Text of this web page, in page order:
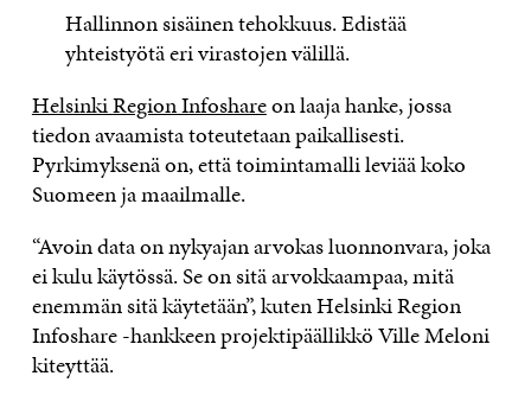
Hallinnon sisäinen tehokkuus. Edistää
yhteistyötä eri virastojen välillä.
Helsinki Region Infoshareon laaja hanke, jossa
tiedon avaamista toteutetaan paikallisesti.
Pyrkimyksenä on, että toimintamalli leviää koko
Suomeen ja maailmalle.
“Avoin data on nykyajan arvokas luonnonvara, joka
ei kulu käytössä. Se on sitä arvokkaampaa, mitä
enemmän sitä käytetään”, kuten Helsinki Region
Infoshare -hankkeen projektipäällikkö Ville Meloni
kiteyttää.